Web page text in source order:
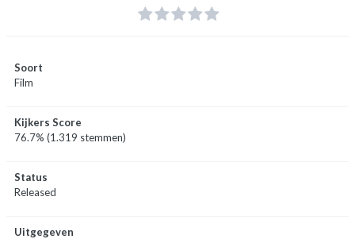
Soort
Film
Kijkers Score
76.7% (1.319 stemmen)
Status
Released
Uitgegeven